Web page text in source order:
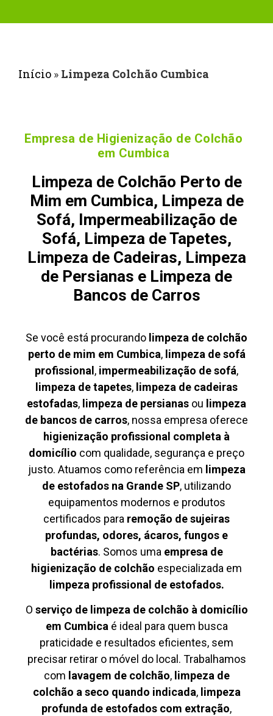
Início » Limpeza Colchão Cumbica
Empresa de Higienização de Colchão
em Cumbica
Limpeza de Colchão Perto de
Mim em Cumbica, Limpeza de
Sofá, Impermeabilização de
Sofá, Limpeza de Tapetes,
Limpeza de Cadeiras, Limpeza
de Persianas e Limpeza de
Bancos de Carros
Se você está procurando limpeza de colchão
perto de mim em Cumbica, limpeza de sofá
profissional , impermeabilização de sofá,
limpeza de tapetes, limpeza de cadeiras
estofadas, limpeza de persianas ou limpeza
de bancos de carros, nossa empresa oferece
higienização profissional completa à
domicílio com qualidade, segurança e preço
justo. Atuamos como referência em limpeza
de estofados na Grande SP, utilizando
equipamentos modernos e produtos
certificados para remoção de sujeiras
profundas, odores, ácaros, fungos e
bactérias. Somos uma empresa de
higienização de colchão especializada em
limpeza profissional de estofados.
O serviço de limpeza de colchão à domicílio
em Cumbicaé ideal para quem busca
praticidade e resultados eficientes, sem
precisar retirar o móvel do local. Trabalhamos
com lavagem de colchão, limpeza de
colchão a seco quando indicada, limpeza
profunda de estofados com extração,